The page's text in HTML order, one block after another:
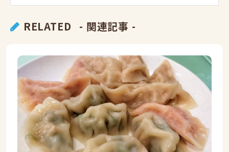
RELATED - 関連記事 -